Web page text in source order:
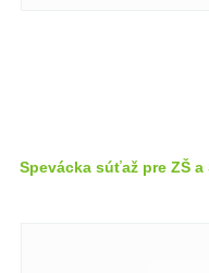
Spevácka súťaž pre ZŠ a